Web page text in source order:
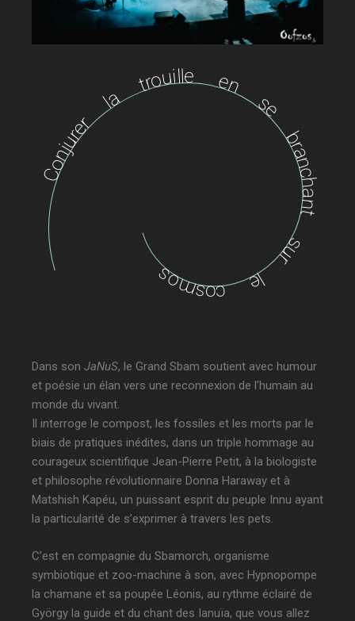
Conjurer la trouille en se branchant
Dans son JaNuS, le Grand Sbam soutient avec humour
et poésie un élan vers une reconnexion de l’humain au
monde du vivant.
Il interroge le compost, les fossiles et les morts par le
biais de pratiques inédites, dans un triple hommage au
courageux scientifique Jean-Pierre Petit, à la biologiste
et philosophe révolutionnaire Donna Haraway et à
Matshish Kapéu, un puissant esprit du peuple Innu ayant
la particularité de s’exprimer à travers les pets.
C’est en compagnie du Sbamorch, organisme
symbiotique et zoo-machine à son, avec Hypnopompe
la chamane et sa poupée Léonis, au rythme éclairé de
György la guide et du chant des Ianuïa, que vous allez